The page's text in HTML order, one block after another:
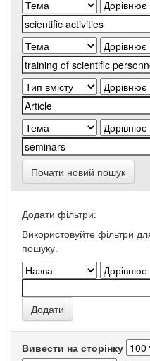
Почати новий пошук
Додати фільтри:
Використовуйте фільтри
пошуку.
Вивести на сторінку